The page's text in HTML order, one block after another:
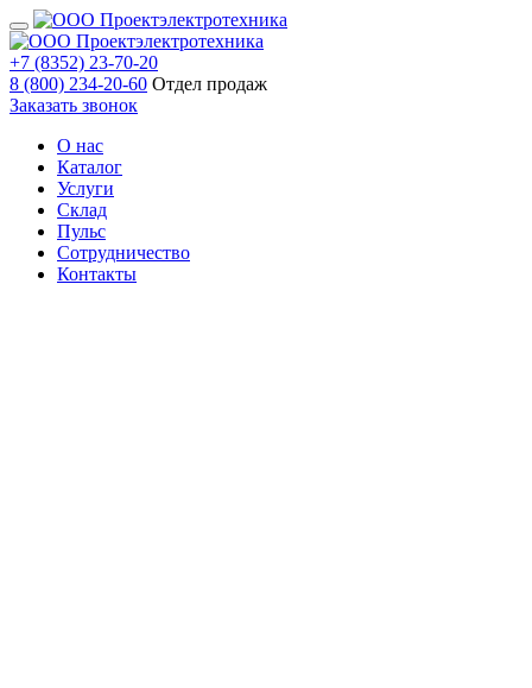
+7 (8352) 23-70-20
8 (800) 234-20-60 Отдел продаж
Заказать звонок
О нас
Каталог
Услуги
Склад
Пульс
Сотрудничество
Контакты